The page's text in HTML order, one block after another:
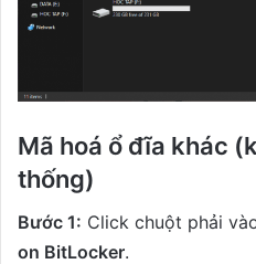
Mã hoá ổ đĩa khác
thống)
Bước 1: Click chuột phải
on BitLocker.